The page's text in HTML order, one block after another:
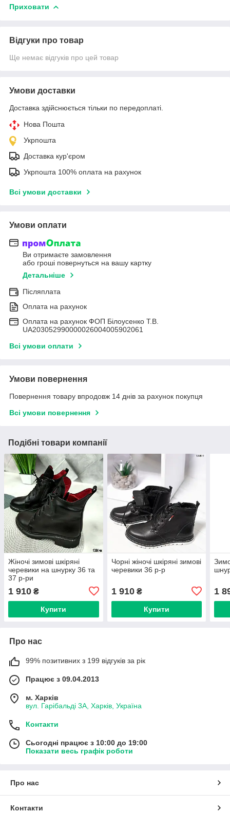
Приховати
Відгуки про товар
Ще немає відгуків про цей товар
Умови доставки
Доставка здійснюється тільки по передоплаті.
Нова Пошта
Укрпошта
Доставка кур'єром
Укрпошта 100% оплата на рахунок
Всі умови доставки
Умови оплати
Ви отримаєте замовлення
або гроші повернуться на вашу картку
Детальніше
Післяплата
Оплата на рахунок
Оплата на рахунок ФОП Білоусенко Т.В.
UA203052990000026004005902061
Всі умови оплати
Умови повернення
Повернення товару впродовж 14 днів за рахунок покупця
Всі умови повернення
Подібні товари компанії
Жіночі зимові шкіряні
черевики на шнурку 36 та
37 р-ри
1 910 ₴
Купити
Чорні жіночі шкіряні зимові
черевики 36 р-р
1 910₴
Купити
1
Про нас
99% позитивних з 199 відгуків за рік
Працює з 09.04.2013
м. Харків
вул. Гарібальді 3А, Харків, Україна
Контакти
Сьогодні працює з 10:00 до 19:00
Показати весь графік роботи
Про нас
Контакти